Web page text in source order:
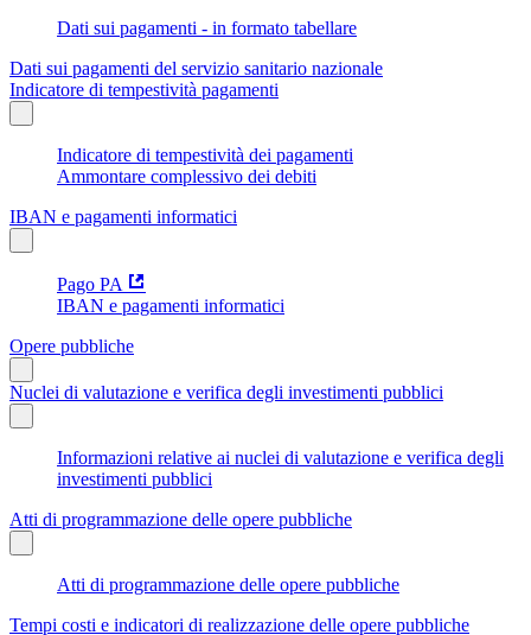
Dati sui pagamenti - in formato tabellare
Dati sui pagamenti del servizio sanitario nazionale
Indicatore di tempestività pagamenti
Indicatore di tempestività dei pagamenti
Ammontare complessivo dei debiti
IBAN e pagamenti informatici
Pago PA
IBAN e pagamenti informatici
Opere pubbliche
Nuclei di valutazione e verifica degli investimenti pubblici
Informazioni relative ai nuclei di valutazione e verifica degli
investimenti pubblici
Atti di programmazione delle opere pubbliche
Atti di programmazione delle opere pubbliche
Tempi costi e indicatori di realizzazione delle opere pubbliche